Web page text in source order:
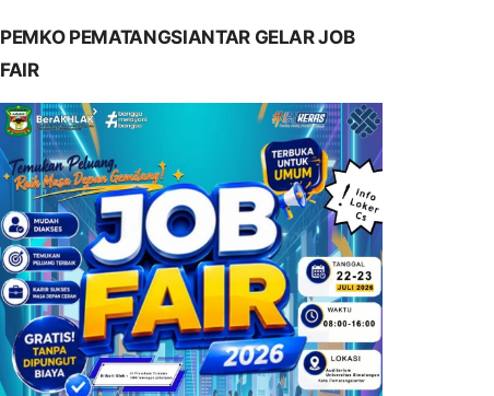
PEMKO PEMATANGSIANTAR GELAR JOB
FAIR